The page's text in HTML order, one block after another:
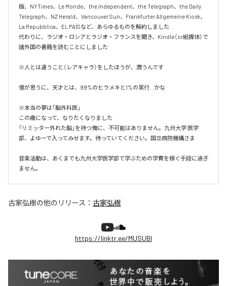
版、NYTimes、Le Monde、the Independent、the Telegraph、the Daily
Telegraph、NZ Herald、Vancouver Sun、Frankfurter Allgemeine Kiosk、
La Repubblica、EL PAÍSなど、あらゆるものを解約しました
代わりに、ラジオ・ロシアとラジオ・フランスを聞き、Kindle（or紙媒体）で
諸外国の書籍を読むことにしました
※人とは違うこと（レアキャラ）をしたほうが、潤うんです
僕が思うに、天才とは、99%のヒラメキと1%の実行…かな
※本当の夢は「脳外科医」
この歳になって、なりたくなりました
「リミッター外れた脳」を持つ俺に、不可能はありません。九州大学 医学
部、よゆーで入ってみせます。待っていてください。国立病院機構さま
音楽活動は、あくまでも九州大学医学部で学ぶための学費を稼ぐ手段に過ぎ
ません。
古家弘樹の他のリリース： 古家弘樹
https://linktr.ee/MUSUBI